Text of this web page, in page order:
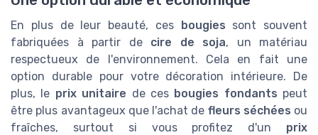
En plus de leur beauté, ces bougies sont souvent
fabriquées à partir de cire de soja, un matériau
respectueux de l'environnement. Cela en fait une
option durable pour votre décoration intérieure. De
plus, le prix unitaire de ces bougies fondants peut
être plus avantageux que l'achat de fleurs séchées ou
fraîches, surtout si vous profitez d'un prix